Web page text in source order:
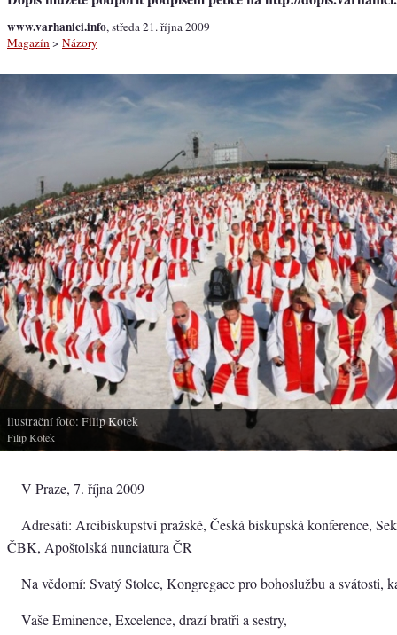
www.varhanici.info, středa 21. října 2009
Magazín > Názory
ilustrační foto: Filip Kotek
Filip Kotek
V Praze, 7. října 2009
Adresáti: Arcibiskupství pražské, Česká biskupská konference,
ČBK, Apoštolská nunciatura ČR
Na vědomí: Svatý Stolec, Kongregace pro bohoslužbu a svátosti,
Vaše Eminence, Excelence, drazí bratři a sestry,